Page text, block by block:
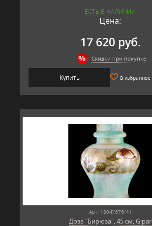
ЕСТЬ В НАЛИЧИИ
Цена:
17 620 руб.
Скидки при покупке
Купить В избранное
Арт: 180-F/676/41
Доза "Бирюза", 45 см, Gipar